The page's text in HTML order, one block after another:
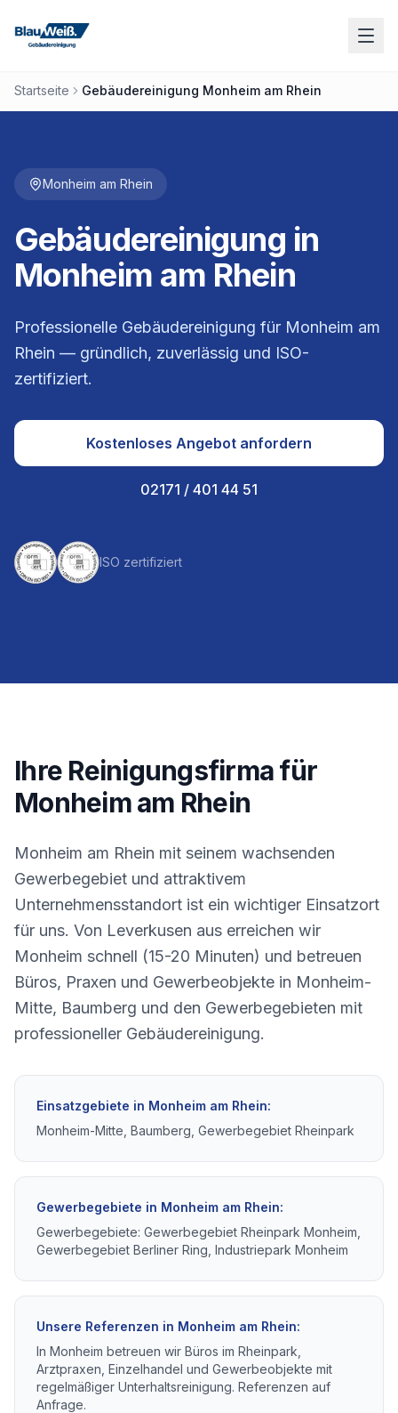
Startseite Gebäudereinigung Monheim am Rhein
Monheim am Rhein
Gebäudereinigung in
Monheim am Rhein
Professionelle Gebäudereinigung für Monheim am
Rhein — gründlich, zuverlässig und ISO-
zertifiziert.
Kostenloses Angebot anfordern
02171 / 401 44 51
ISO zertifiziert
Ihre Reinigungsfirma für
Monheim am Rhein
Monheim am Rhein mit seinem wachsenden
Gewerbegebiet und attraktivem
Unternehmensstandort ist ein wichtiger Einsatzort
für uns. Von Leverkusen aus erreichen wir
Monheim schnell (15-20 Minuten) und betreuen
Büros, Praxen und Gewerbeobjekte in Monheim-
Mitte, Baumberg und den Gewerbegebieten mit
professioneller Gebäudereinigung.
Einsatzgebiete in Monheim am Rhein:
Monheim-Mitte, Baumberg, Gewerbegebiet Rheinpark
Gewerbegebiete in Monheim am Rhein:
Gewerbegebiete: Gewerbegebiet Rheinpark Monheim,
Gewerbegebiet Berliner Ring, Industriepark Monheim
Unsere Referenzen in Monheim am Rhein:
In Monheim betreuen wir Büros im Rheinpark,
Arztpraxen, Einzelhandel und Gewerbeobjekte mit
regelmäßiger Unterhaltsreinigung. Referenzen auf
Anfrage.